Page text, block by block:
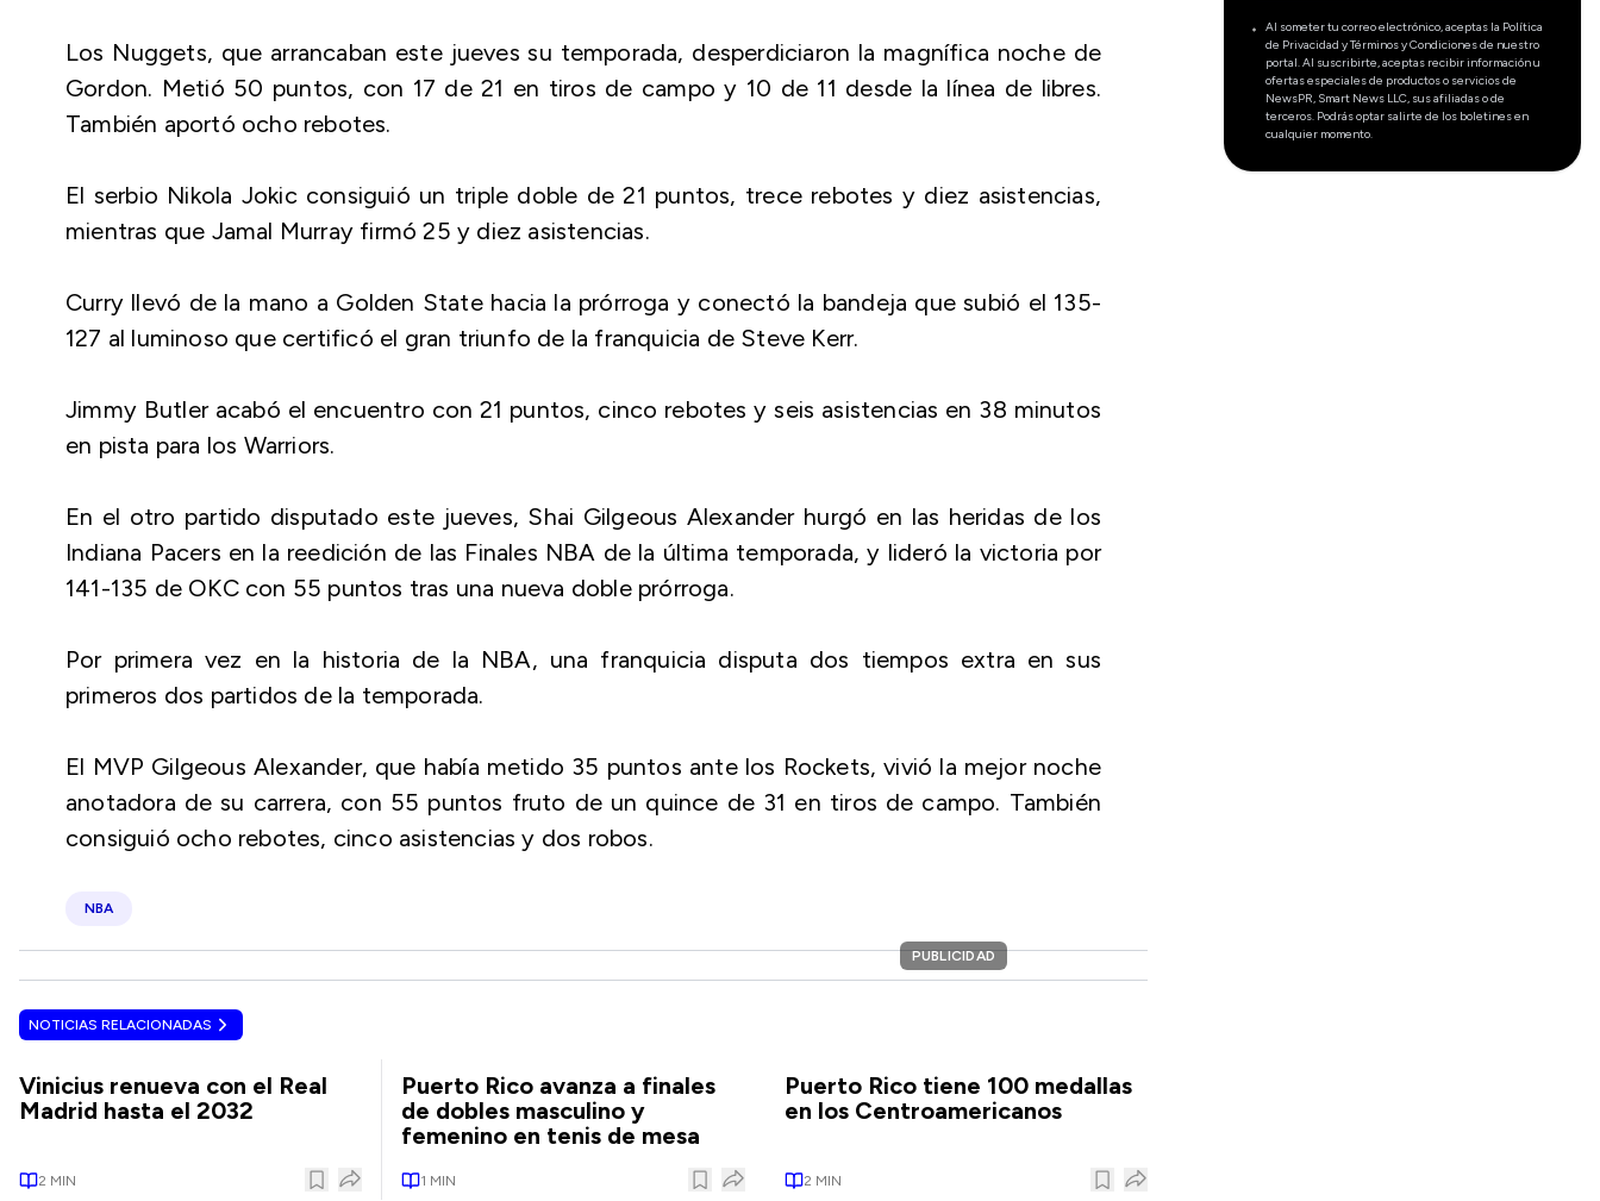
Los Nuggets, que arrancaban este jueves su temporada, desperdiciaron la magnífica noche de
Gordon. Metió 50 puntos, con 17 de 21 en tiros de campo y 10 de 11 desde la línea de libres.
También aportó ocho rebotes.
El serbio Nikola Jokic consiguió un triple doble de 21 puntos, trece rebotes y diez asistencias,
mientras que Jamal Murray firmó 25 y diez asistencias.
Curry llevó de la mano a Golden State hacia la prórroga y conectó la bandeja que subió el 135-
127 al luminoso que certificó el gran triunfo de la franquicia de Steve Kerr.
Jimmy Butler acabó el encuentro con 21 puntos, cinco rebotes y seis asistencias en 38 minutos
en pista para los Warriors.
En el otro partido disputado este jueves, Shai Gilgeous Alexander hurgó en las heridas de los
Indiana Pacers en la reedición de las Finales NBA de la última temporada, y lideró la victoria por
141-135 de OKC con 55 puntos tras una nueva doble prórroga.
Por primera vez en la historia de la NBA, una franquicia disputa dos tiempos extra en sus
primeros dos partidos de la temporada.
El MVP Gilgeous Alexander, que había metido 35 puntos ante los Rockets, vivió la mejor noche
anotadora de su carrera, con 55 puntos fruto de un quince de 31 en tiros de campo. También
consiguió ocho rebotes, cinco asistencias y dos robos.
NBA
PUBLICIDAD
NOTICIAS RELACIONADAS
Vinicius renueva con el Real
Madrid hasta el 2032
2 MIN
Puerto Rico avanza a finales
de dobles masculino y
femenino en tenis de mesa
1 MIN
Puerto Rico tiene 100 medallas
en los Centroamericanos
2 MIN
Al someter tu correo electrónico, aceptas la Política
de Privacidad y Términos y Condiciones de nuestro
portal. Al suscribirte, aceptas recibir información u
ofertas especiales de productos o servicios de
NewsPR, Smart News LLC, sus afiliadas o de
terceros. Podrás optar salirte de los boletines en
cualquier momento.